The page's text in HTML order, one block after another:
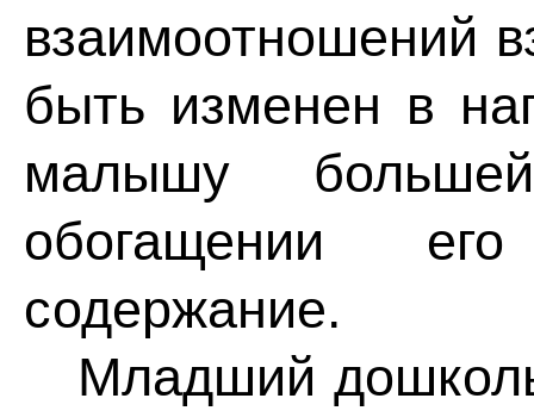
взаимоотношений
быть изменен в
малышу
обогащении
содержание.
Младший